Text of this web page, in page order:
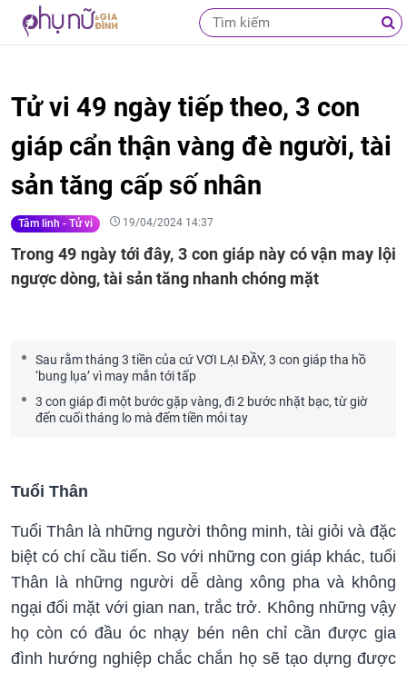
Tử vi 49 ngày tiếp theo, 3 con
giáp cẩn thận vàng đè người, tài
sản tăng cấp số nhân
Tâm linh - Tử vi 19/04/2024 14:37
Trong 49 ngày tới đây, 3 con giáp này có vận may lội
ngược dòng, tài sản tăng nhanh chóng mặt
Sau rằm tháng 3 tiền của cứ VƠI LẠI ĐẦY, 3 con giáp tha hồ
‘bung lụa’ vì may mắn tới tấp
3 con giáp đi một bước gặp vàng, đi 2 bước nhặt bạc, từ giờ
đến cuối tháng lo mà đếm tiền mỏi tay
Tuổi Thân
Tuổi Thân là những người thông minh, tài giỏi và đặc
biệt có chí cầu tiến. So với những con giáp khác, tuổi
Thân là những người dễ dàng xông pha và không
ngại đối mặt với gian nan, trắc trở. Không những vậy
họ còn có đầu óc nhạy bén nên chỉ cần được gia
đình hướng nghiệp chắc chắn họ sẽ tạo dựng được